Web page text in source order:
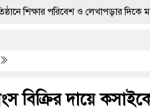
পরিবেশ ও লেখাপড়ার দিকে মনোযোগ
নিজস্ব জমি ক্রয় উপলক্ষে চতুর্বেদী
বিক্রির দায়ে